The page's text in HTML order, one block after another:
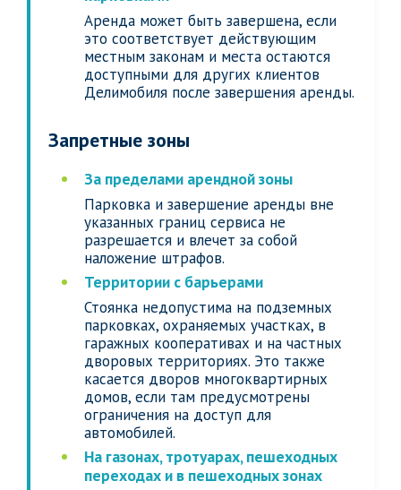
Аренда может быть завершена, если
это соответствует действующим
местным законам и места остаются
доступными для других клиентов
Делимобиля после завершения аренды.
Запретные зоны
За пределами арендной зоны
Парковка и завершение аренды вне
указанных границ сервиса не
разрешается и влечет за собой
наложение штрафов.
Территории с барьерами
Стоянка недопустима на подземных
парковках, охраняемых участках, в
гаражных кооперативах и на частных
дворовых территориях. Это также
касается дворов многоквартирных
домов, если там предусмотрены
ограничения на доступ для
автомобилей.
На газонах, тротуарах, пешеходных
переходах и в пешеходных зонах